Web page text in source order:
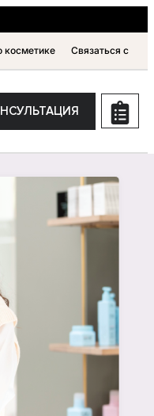
косметике Связаться с